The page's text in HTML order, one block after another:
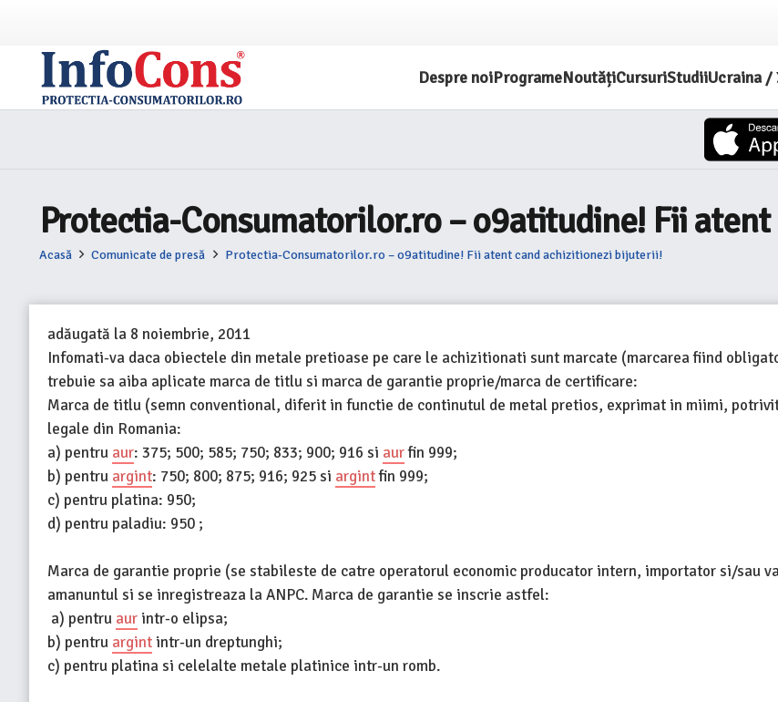
Despre noiProgrameNoutățiCursuriStudiiUcraina /
Protectia-Consumatorilor.ro – o9atitudine! Fii
Acasă Comunicate de presă Protectia-Consumatorilor.ro – o9atitudine! Fii atent cand achizitionezi bijuterii!
adăugată la 8 noiembrie, 2011
Infomati-va daca obiectele din metale pretioase pe care le achizitionati sunt marcate (marcarea fiind
trebuie sa aiba aplicate marca de titlu si marca de garantie proprie/marca de certificare:
Marca de titlu (semn conventional, diferit in functie de continutul de metal pretios, exprimat in miimi,
legale din Romania:
a) pentru aur: 375; 500; 585; 750; 833; 900; 916 si aurfin 999;
b) pentru argint: 750; 800; 875; 916; 925 si argintfin 999;
c) pentru platina: 950;
d) pentru paladiu: 950 ;
Marca de garantie proprie (se stabileste de catre operatorul economic producator intern, importator si/sau
amanuntul si se inregistreaza la ANPC. Marca de garantie se inscrie astfel:
a) pentru aur intr-o elipsa;
b) pentru argint intr-un dreptunghi;
c) pentru platina si celelalte metale platinice intr-un romb.